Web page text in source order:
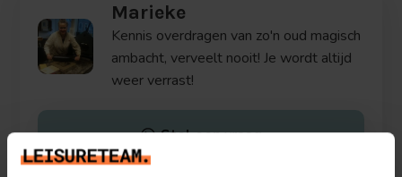
Marieke
Kennis overdragen van zo'n oud magisch
ambacht, verveelt nooit! Je wordt altijd
weer verrast!
Stel een vraag